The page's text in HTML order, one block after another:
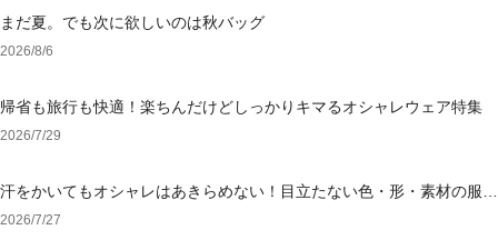
まだ夏。でも次に欲しいのは秋バッグ
2026/8/6
帰省も旅行も快適！楽ちんだけどしっかりキマるオシャレウェア特集
2026/7/29
汗をかいてもオシャレはあきらめない！目立たない色・形・素材の服を
アウトレットで
2026/7/27